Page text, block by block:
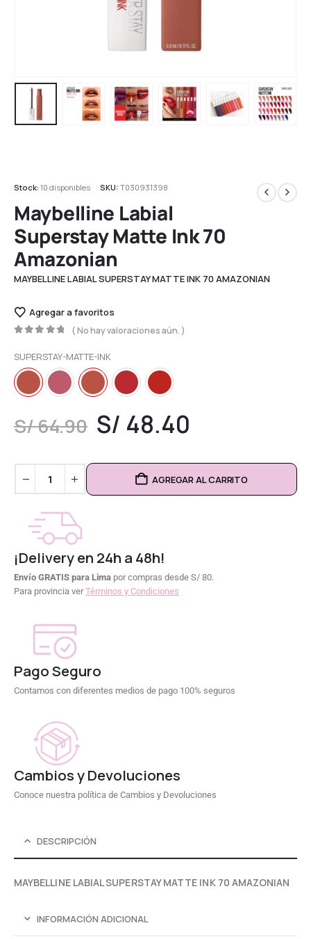
Stock: 10 disponibles SKU:T030931398
Maybelline Labial
Superstay Matte Ink 70
Amazonian
MAYBELLINE LABIAL SUPERSTAY MATTE INK 70 AMAZONIAN
Agregar a favoritos
( No hay valoraciones aún. )
SUPERSTAY-MATTE-INK
S/64.90 S/ 48.40
AGREGAR AL CARRITO
¡Delivery en 24h a 48h!
Envío GRATIS para Lima por compras desde S/ 80.
Para provincia verTérminos y Condiciones
Pago Seguro
Contamos con diferentes medios de pago 100% seguros
Cambios y Devoluciones
Conoce nuestra política de Cambios y Devoluciones
DESCRIPCIÓN
MAYBELLINE LABIAL SUPERSTAY MATTE INK 70 AMAZONIAN
INFORMACIÓN ADICIONAL